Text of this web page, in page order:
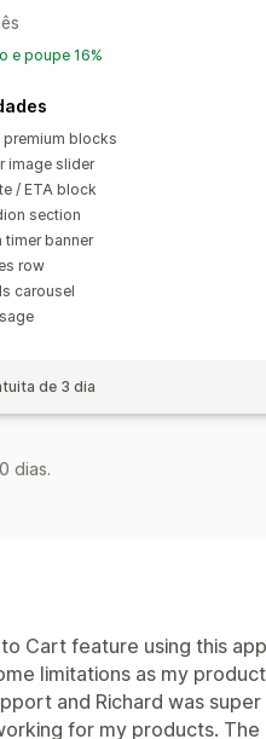
e poupe 16%
premium blocks
image slider
/ ETA block
section
banner
row
carousel
de 3 dia
dias.
Cart feature using this
limitations as my
and Richard was
for my products. The